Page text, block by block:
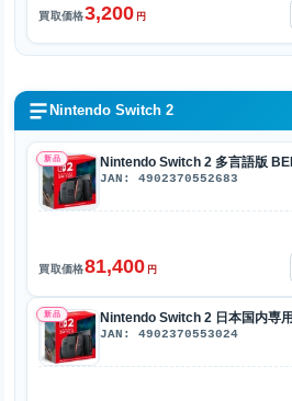
買取価格3,200 円
Nintendo Switch 2
新品 Nintendo Switch 2 多言語版
JAN: 4902370552683
買取価格81,400 円
新品 Nintendo Switch 2 日本国内専
JAN: 4902370553024